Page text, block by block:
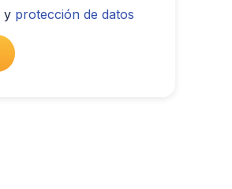
y protección de datos